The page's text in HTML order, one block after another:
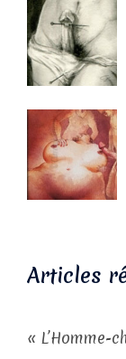
Articles
« L’Homme-